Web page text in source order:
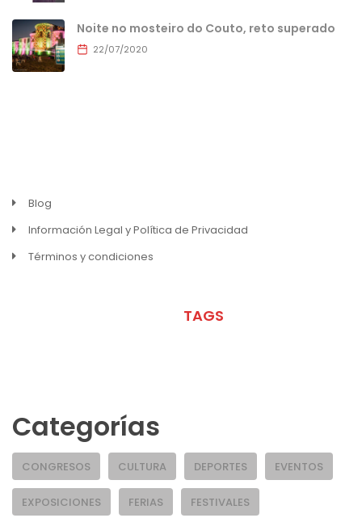
Noite no mosteiro do Couto, reto superado
22/07/2020
Blog
Información Legal y Política de Privacidad
Términos y condiciones
TAGS
Categorías
CONGRESOS CULTURA DEPORTES EVENTOS
EXPOSICIONES FERIAS FESTIVALES